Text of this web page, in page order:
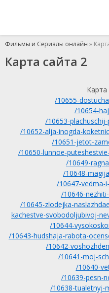
Фильмы и Сериалы онлайн »
Карта сайта 2
Карта
/10655-
/10654-
/10653-
/10652-alja-inogda-
/10651-jetot-
/10650-lunnoe-
/10649-
/10648-
/10647-vedma-
/10646-
/10645-zlodejka-
kachestve-svobodoljubivoj-
/10644-
/10643-hudshaja-rabota-
/10642-
/10641-moj-
/10640-
/10639-pesn-
/10638-tualetnyj-